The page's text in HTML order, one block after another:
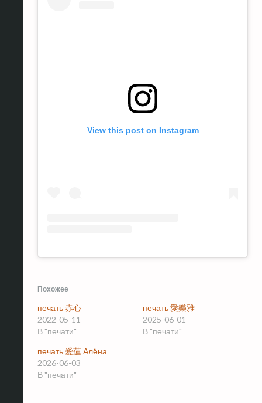
View this post on Instagram
Похожее
печать 赤心
2022-05-11
В "печати"
печать 愛樂雅
2025-06-01
В "печати"
печать 愛蓮 Алёна
2026-06-03
В "печати"